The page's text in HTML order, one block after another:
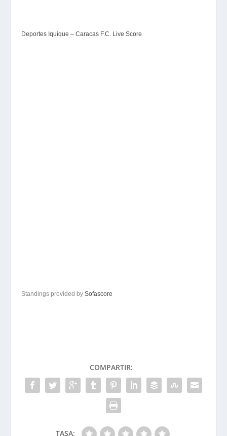
Deportes Iquique – Caracas F.C. Live Score
Standings provided bySofascore
COMPARTIR:
TASA: